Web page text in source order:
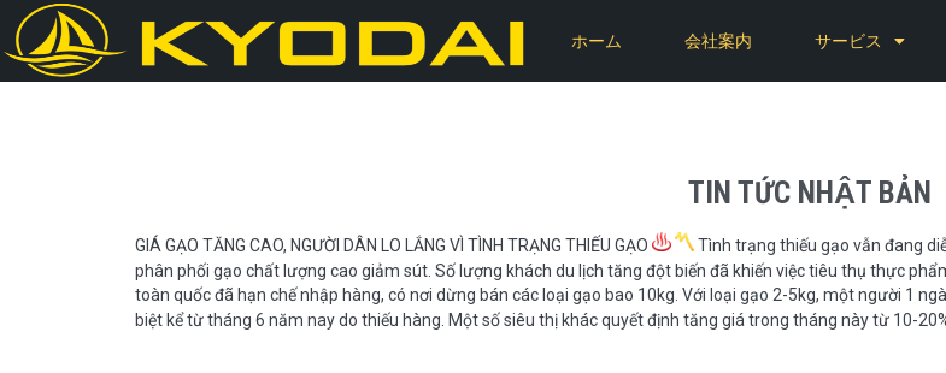
ホーム 会社案内 サービス
TIN TỨC NHẬT BẢN
GIÁ GẠO TĂNG CAO, NGƯỜI DÂN LO LẮNG VÌ TÌNH TRẠNG THIẾU GẠO
Tình trạng thiếu gạo vẫn đang
phân phối gạo chất lượng cao giảm sút. Số lượng khách du lịch tăng đột biến đã khiến việc tiêu thụ thực
toàn quốc đã hạn chế nhập hàng, có nơi dừng bán các loại gạo bao 10kg. Với loại gạo 2-5kg, một người 1
biệt kể từ tháng 6 năm nay do thiếu hàng. Một số siêu thị khác quyết định tăng giá trong tháng này từ 10-